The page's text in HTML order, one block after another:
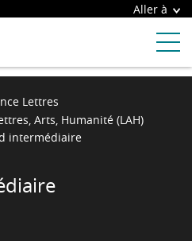
Aller à
Lettres
Arts, Humanité (LAH)
intermédiaire